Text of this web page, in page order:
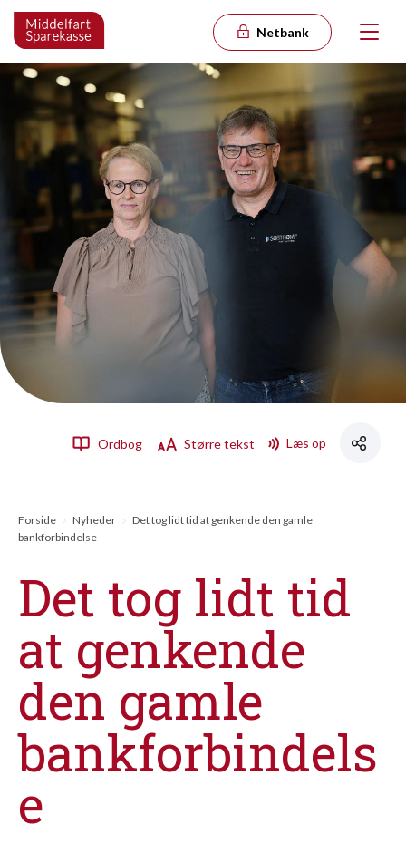
Netbank
Ordbog Større tekst Læs op
Forside Nyheder
Det tog lidt tid at genkende den gamle
bankforbindelse
Det tog lidt tid
at genkende
den gamle
bankforbindels
e